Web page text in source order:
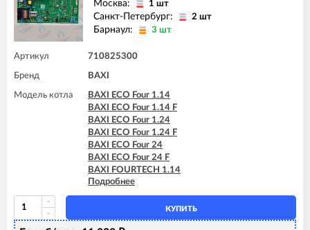
BAXI MAIN-5 18 F
BAXI MAIN-5 24 F
Москва: 1 шт
Санкт-Петербург: 2 шт
Барнаул: 3 шт
Артикул 710825300
Бренд BAXI
Модель котла
BAXI ECO Four 1.14
BAXI ECO Four 1.14 F
BAXI ECO Four 1.24
BAXI ECO Four 1.24 F
BAXI ECO Four 24
BAXI ECO Four 24 F
BAXI FOURTECH 1.14
BAXI FOURTECH 1.14 F
BAXI FOURTECH 1.24
BAXI FOURTECH 1.24 F
BAXI FOURTECH 24 (CSB)
Подробнее
КУПИТЬ